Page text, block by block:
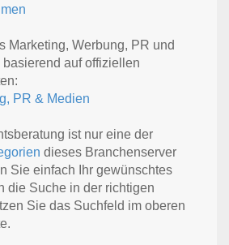
Marketing, Werbung, PR und
auf offiziellen
PR & Medien
ist nur eine der
dieses Branchenserver
Sie einfach Ihr gewünschtes
die Suche in der richtigen
Sie das Suchfeld im oberen